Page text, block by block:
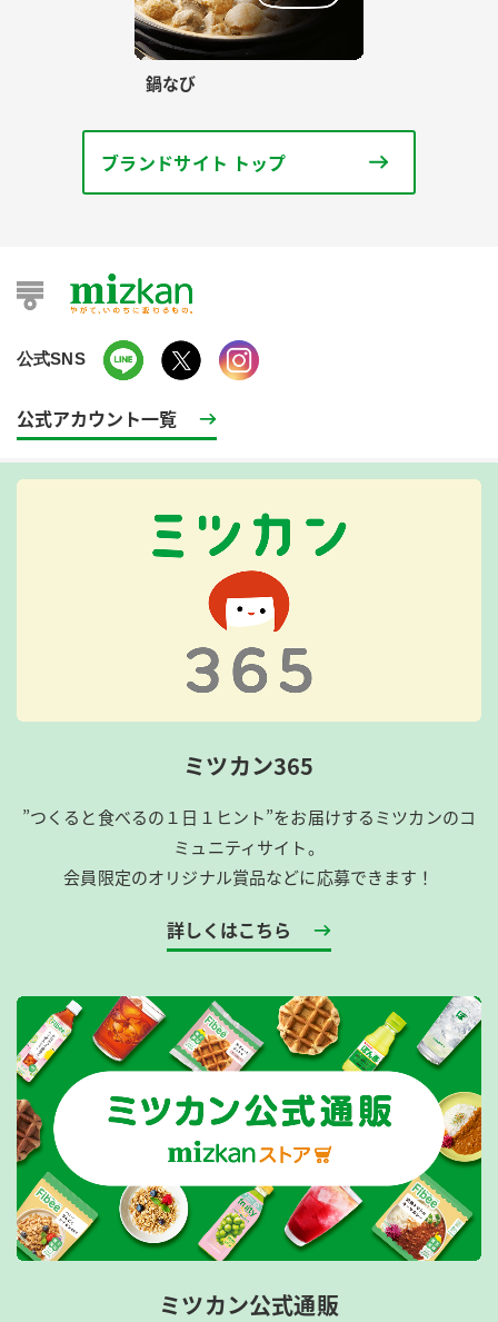
鍋なび
ブランドサイト トップ
公式SNS
公式アカウント一覧
ミツカン365
”つくると食べるの１日１ヒント”をお届けするミツカンのコ
ミュニティサイト。
会員限定のオリジナル賞品などに応募できます！
詳しくはこちら
ミツカン公式通販